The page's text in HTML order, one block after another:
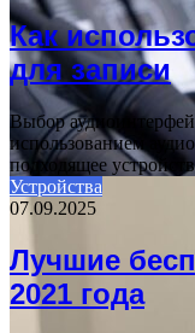
Как
для записи
Выбор
использованием
подходящее
Устройства
07.09.2025
Лучшие
2021 года